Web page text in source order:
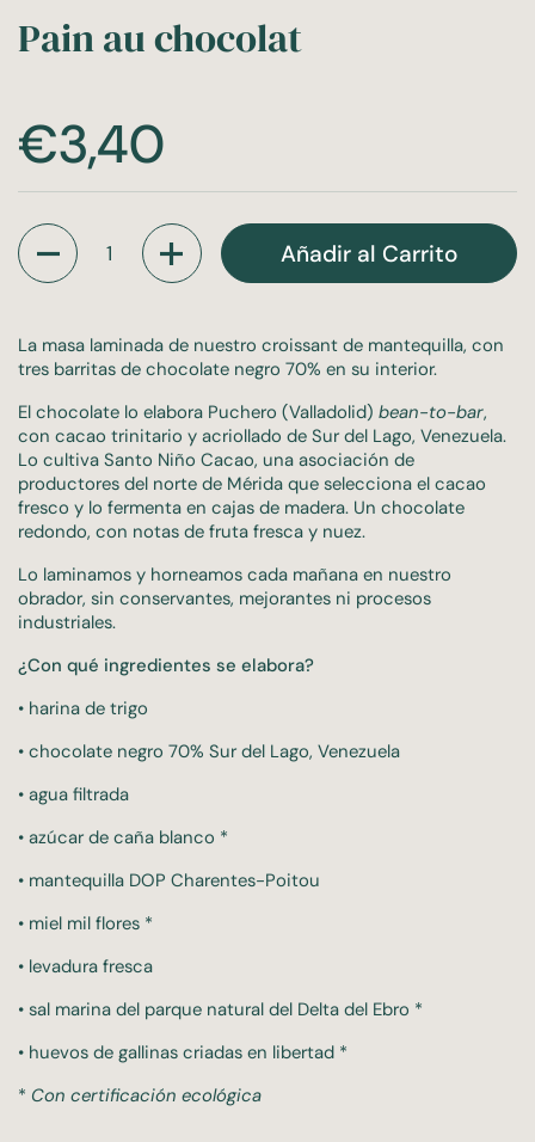
Pain au chocolat
Precio:
€3,40
Cantidad
Añadir al Carrito
La masa laminada de nuestro croissant de mantequilla, con
tres barritas de chocolate negro 70% en su interior.
El chocolate lo elabora Puchero (Valladolid) bean-to-bar,
con cacao trinitario y acriollado de Sur del Lago, Venezuela.
Lo cultiva Santo Niño Cacao, una asociación de
productores del norte de Mérida que selecciona el cacao
fresco y lo fermenta en cajas de madera. Un chocolate
redondo, con notas de fruta fresca y nuez.
Lo laminamos y horneamos cada mañana en nuestro
obrador, sin conservantes, mejorantes ni procesos
industriales.
¿Con qué ingredientes se elabora?
• harina de trigo
• chocolate negro 70% Sur del Lago, Venezuela
• agua filtrada
• azúcar de caña blanco *
• mantequilla DOP Charentes-Poitou
• miel mil flores *
• levadura fresca
• sal marina del parque natural del Delta del Ebro *
• huevos de gallinas criadas en libertad *
* Con certificación ecológica